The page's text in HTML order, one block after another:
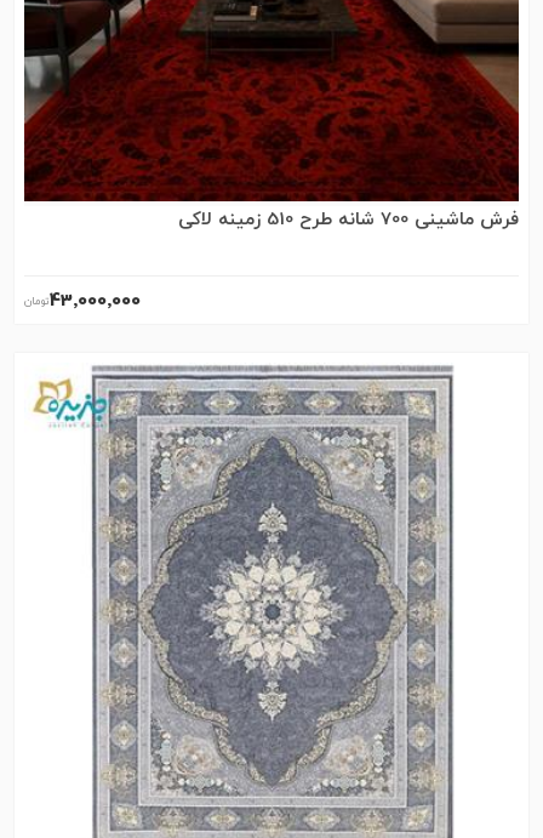
فرش ماشینی 700 شانه طرح 510 زمینه لاکی
43٬000٬000